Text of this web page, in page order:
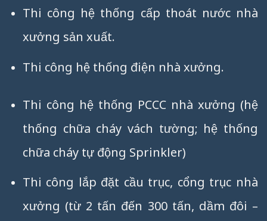
Thi công hệ thống cấp thoát nước nhà
xưởng sản xuất.
Thi công hệ thống điện nhà xưởng.
Thi công hệ thống PCCC nhà xưởng (hệ
thống chữa cháy vách tường; hệ thống
chữa cháy tự động Sprinkler)
Thi công lắp đặt cầu trục, cổng trục nhà
xưởng (từ 2 tấn đến 300 tấn, dầm đôi –